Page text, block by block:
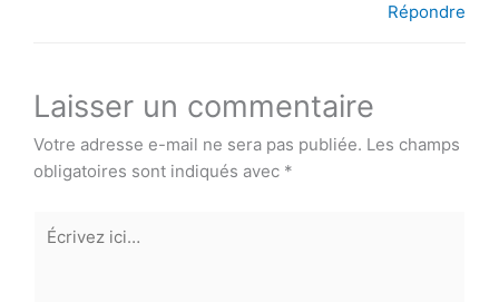
Répondre
Laisser un commentaire
Votre adresse e-mail ne sera pas publiée. Les champs
obligatoires sont indiqués avec *
Écrivez
ici…